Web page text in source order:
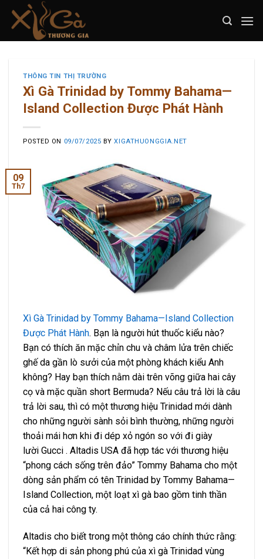
THÔNG TIN THỊ TRƯỜNG
Xì Gà Trinidad by Tommy Bahama—
Island Collection Được Phát Hành
POSTED ON 09/07/2025 BYXIGATHUONGGIA.NET
09
Th7
Xì Gà Trinidad by Tommy Bahama—Island Collection
Được Phát Hành. Bạn là người hút thuốc kiểu nào?
Bạn có thích ăn mặc chỉn chu và châm lửa trên chiếc
ghế da gần lò sưởi của một phòng khách kiểu Anh
không? Hay bạn thích nằm dài trên võng giữa hai cây
cọ và mặc quần short Bermuda? Nếu câu trả lời là câu
trả lời sau, thì có một thương hiệu Trinidad mới dành
cho những người sành sỏi bình thường, những người
thoải mái hơn khi đi dép xỏ ngón so với đi giày
lười Gucci . Altadis USA đã hợp tác với thương hiệu
“phong cách sống trên đảo” Tommy Bahama cho một
dòng sản phẩm có tên Trinidad by Tommy Bahama—
Island Collection, một loạt xì gà bao gồm tinh thần
của cả hai công ty.
Altadis cho biết trong một thông cáo chính thức rằng:
“Kết hợp di sản phong phú của xì gà Trinidad vùng